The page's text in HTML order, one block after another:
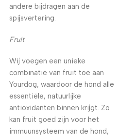
andere bijdragen aan de
spijsvertering.
Fruit
Wij voegen een unieke
combinatie van fruit toe aan
Yourdog, waardoor de hond alle
essentiële, natuurlijke
antioxidanten binnen krijgt. Zo
kan fruit goed zijn voor het
immuunsysteem van de hond,